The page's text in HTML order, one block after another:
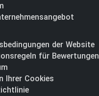
der Website
für Bewertungen
Ihrer Cookies